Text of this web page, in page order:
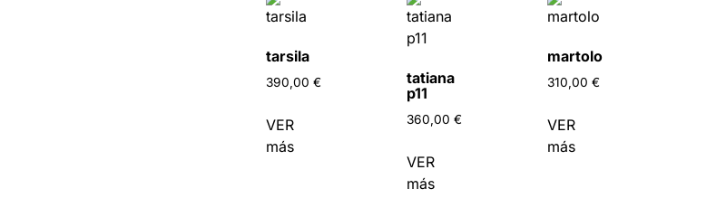
tarsila
390,00 €
VER
más
tatiana
p11
360,00 €
VER
más
martolo
310,00 €
VER
más